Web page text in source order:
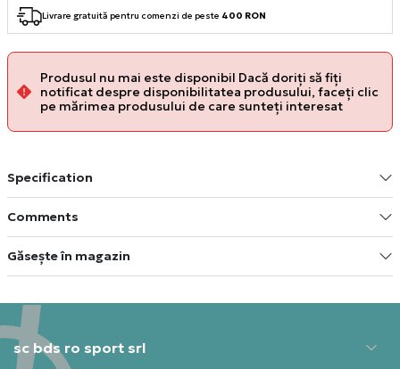
Livrare gratuită pentru comenzi de peste 400 RON
Produsul nu mai este disponibil Dacă doriți să fiți
notificat despre disponibilitatea produsului, faceți clic
pe mărimea produsului de care sunteți interesat
Specification
Comments
Găsește în magazin
sc bds ro sport srl